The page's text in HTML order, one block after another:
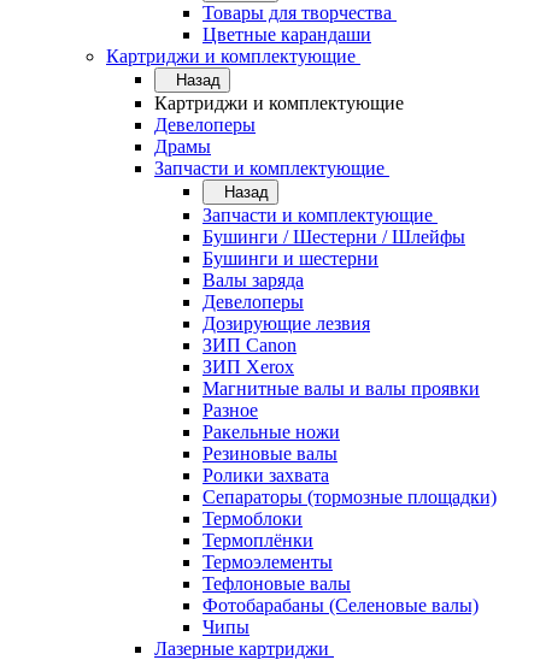
Товары для творчества
Цветные карандаши
Картриджи и комплектующие
Назад
Картриджи и комплектующие
Девелоперы
Драмы
Запчасти и комплектующие
Назад
Запчасти и комплектующие
Бушинги / Шестерни / Шлейфы
Бушинги и шестерни
Валы заряда
Девелоперы
Дозирующие лезвия
ЗИП Canon
ЗИП Xerox
Магнитные валы и валы проявки
Разное
Ракельные ножи
Резиновые валы
Ролики захвата
Сепараторы (тормозные площадки)
Термоблоки
Термоплёнки
Термоэлементы
Тефлоновые валы
Фотобарабаны (Селеновые валы)
Чипы
Лазерные картриджи